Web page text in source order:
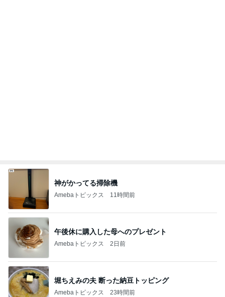
初っ端から飛ばしたマラソン購入品
Amebaトピックス 19時間前
夫が言った引越すかもしれん言葉
Amebaトピックス 1日前